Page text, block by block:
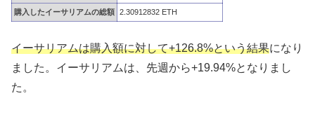
購入したイーサリアムの総額 2.30912832 ETH
イーサリアムは購入額に対して+126.8%という結果になり
ました。イーサリアムは、先週から+19.94%となりまし
た。